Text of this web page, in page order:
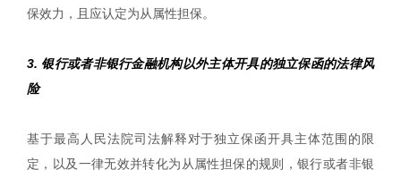
保效力，且应认定为从属性担保。
3. 银行或者非银行金融机构以外主体开具的独立保函的法律风
险
基于最高人民法院司法解释对于独立保函开具主体范围的限
定，以及一律无效并转化为从属性担保的规则，银行或者非银